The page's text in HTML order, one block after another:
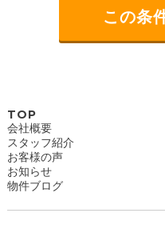
TOP
会社概要
スタッフ紹介
お客様の声
お知らせ
物件ブログ